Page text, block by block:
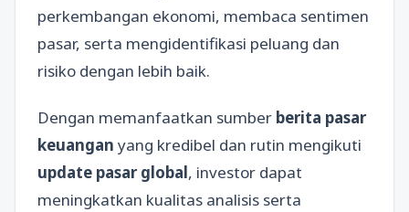
perkembangan ekonomi, membaca sentimen
pasar, serta mengidentifikasi peluang dan
risiko dengan lebih baik.
Dengan memanfaatkan sumber berita pasar
keuangan yang kredibel dan rutin mengikuti
update pasar global, investor dapat
meningkatkan kualitas analisis serta